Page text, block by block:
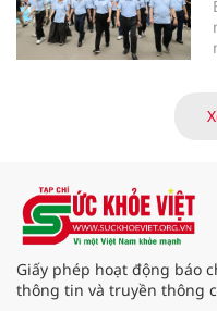
Giấy phép hoạt động báo
thông tin và truyền thông